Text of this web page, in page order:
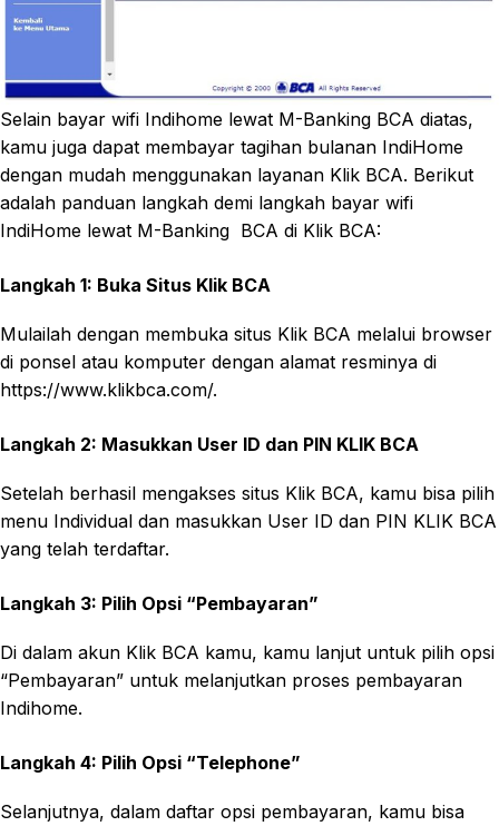
Selain bayar wifi Indihome lewat M-Banking BCA diatas,
kamu juga dapat membayar tagihan bulanan IndiHome
dengan mudah menggunakan layanan Klik BCA. Berikut
adalah panduan langkah demi langkah bayar wifi
IndiHome lewat M-Banking BCA di Klik BCA:
Langkah 1: Buka Situs Klik BCA
Mulailah dengan membuka situs Klik BCA melalui browser
di ponsel atau komputer dengan alamat resminya di
https://www.klikbca.com/.
Langkah 2: Masukkan User ID dan PIN KLIK BCA
Setelah berhasil mengakses situs Klik BCA, kamu bisa pilih
menu Individual dan masukkan User ID dan PIN KLIK BCA
yang telah terdaftar.
Langkah 3: Pilih Opsi “Pembayaran”
Di dalam akun Klik BCA kamu, kamu lanjut untuk pilih opsi
“Pembayaran” untuk melanjutkan proses pembayaran
Indihome.
Langkah 4: Pilih Opsi “Telephone”
Selanjutnya, dalam daftar opsi pembayaran, kamu bisa